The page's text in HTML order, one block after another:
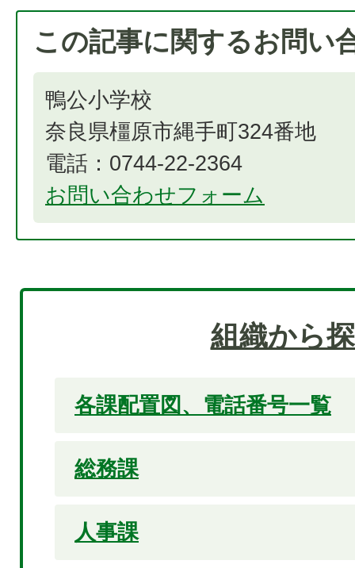
この記事に関するお問い
鴨公小学校
奈良県橿原市縄手町324番地
電話：0744-22-2364
お問い合わせフォーム
組織から
各課配置図、電話番号一覧
総務課
人事課